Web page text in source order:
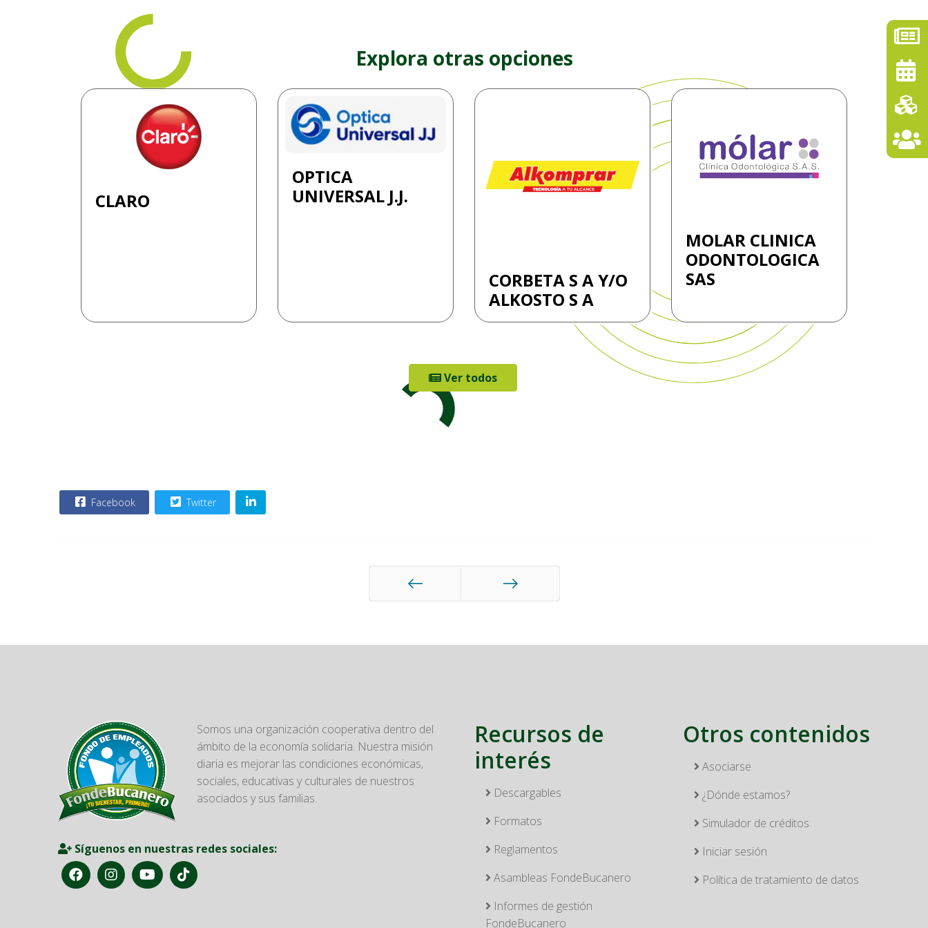
Explora otras opciones
CLARO
OPTICA
UNIVERSAL J.J.
CORBETA S A Y/O
ALKOSTO S A
MOLAR CLINICA
ODONTOLOGICA
SAS
Ver todos
Facebook Twitter
Somos una organización cooperativa dentro del
ámbito de la economía solidaria. Nuestra misión
diaria es mejorar las condiciones económicas,
sociales, educativas y culturales de nuestros
asociados y sus familias.
Síguenos en nuestras redes sociales:
Recursos de
interés
Descargables
Formatos
Reglamentos
Asambleas FondeBucanero
Informes de gestión
FondeBucanero
Otros contenidos
Asociarse
¿Dónde estamos?
Simulador de créditos
Iniciar sesión
Política de tratamiento de datos